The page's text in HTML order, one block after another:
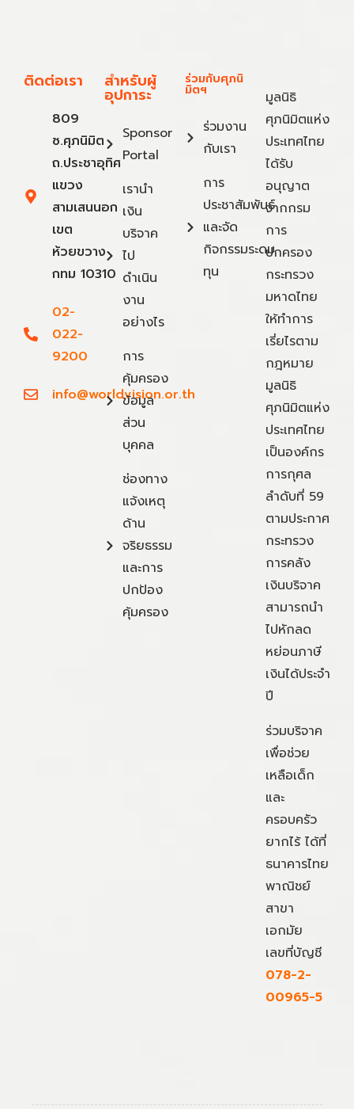
ติดต่อเรา
809
ซ.ศุภนิมิต
ถ.ประชาอุทิศ
แขวง
สามเสนนอก
เขต
ห้วยขวาง
กทม 10310
02-
022-
9200
info@worldvision.or.th
สำหรับผู้
อุปการะ
Sponsor
Portal
เรานำ
เงิน
บริจาค
ไป
ดำเนิน
งาน
อย่างไร
การ
คุ้มครอง
ข้อมูล
ส่วน
บุคคล
ช่องทาง
แจ้งเหตุ
ด้าน
จริยธรรม
และการ
ปกป้อง
คุ้มครอง
ร่วมกับศุภนิ
มิตฯ
ร่วมงาน
กับเรา
การ
ประชาสัมพันธ์
และจัด
กิจกรรมระดม
ทุน
มูลนิธิ
ศุภนิมิตแห่ง
ประเทศไทย
ได้รับ
อนุญาต
จากกรม
การ
ปกครอง
กระทรวง
มหาดไทย
ให้ทำการ
เรี่ยไรตาม
กฎหมาย
มูลนิธิ
ศุภนิมิตแห่ง
ประเทศไทย
เป็นองค์กร
การกุศล
ลำดับที่ 59
ตามประกาศ
กระทรวง
การคลัง
เงินบริจาค
สามารถนำ
ไปหักลด
หย่อนภาษี
เงินได้ประจำ
ปี
ร่วมบริจาค
เพื่อช่วย
เหลือเด็ก
และ
ครอบครัว
ยากไร้ ได้ที่
ธนาคารไทย
พาณิชย์
สาขา
เอกมัย
เลขที่บัญชี
078-2-
00965-5